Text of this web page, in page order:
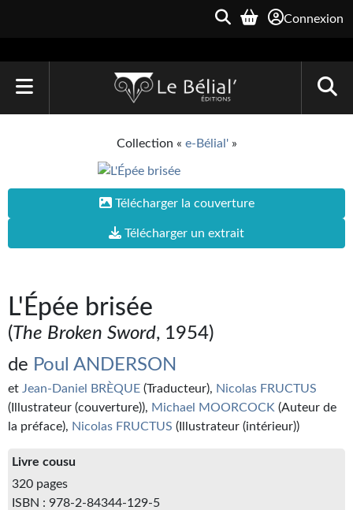
Connexion
Une Heure-Lumière
Parallaxe
Quarante-Deux
Kvasar
Pulps
Wotan
Étoiles vives
Yellow Submarine
Collection « e-Bélial'»
Télécharger la couverture
Télécharger un extrait
L'Épée brisée
(The Broken Sword, 1954)
de Poul ANDERSON
et Jean-Daniel BRÈQUE (Traducteur), Nicolas FRUCTUS
(Illustrateur (couverture)), Michael MOORCOCK (Auteur de
la préface), Nicolas FRUCTUS (Illustrateur (intérieur))
Livre cousu
320 pages
ISBN : 978-2-84344-129-5